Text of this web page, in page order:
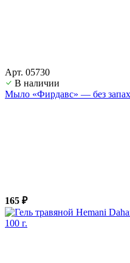
Арт. 05730
В наличии
Мыло «Фирдавс» — без
165 ₽